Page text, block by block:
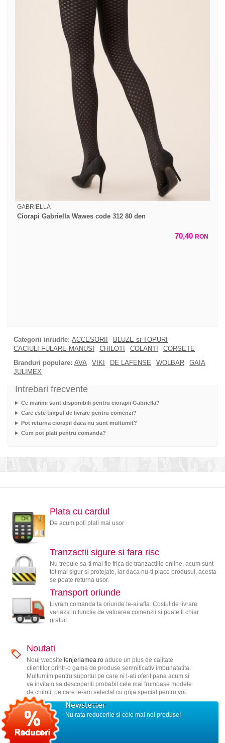
GABRIELLA
Ciorapi Gabriella Wawes code 312 80 den
70,40 RON
Categorii inrudite: ACCESORII
BLUZE si TOPURI
CACIULI FULARE MANUSI
CHILOTI COLANTI
CORSETE
Branduri populare: AVA VIKI DE LAFENSE WOLBAR
GAIA
JULIMEX
Intrebari frecvente
Ce marimi sunt disponibili pentru ciorapii Gabriella?
Care este timpul de livrare pentru comenzi?
Pot returna ciorapii daca nu sunt multumit?
Cum pot plati pentru comanda?
Plata cu cardul
De acum poti plati mai usor
Tranzactii sigure si fara risc
Nu trebuie sa-ti mai fie frica de tranzactiile online, acum sunt
tot mai sigur si protejate, iar daca nu-ti place produsul, acesta
se poate returna usor.
Transport oriunde
Livram comanda ta oriunde te-ai afla. Costul de livrare
variaza in functie de valoarea comenzii si poate fi chiar
gratuit.
Noutati
Noul website lenjeriamea.roaduce un plus de calitate
clientilor printr-o gama de produse semnificativ imbunatatita.
Multumim pentru suportul pe care ni l-ati oferit pana acum si
va invitam sa descoperiti probabil cele mai frumoase modele
de chiloti, pe care le-am selectat cu grija special pentru voi.
Newsletter
Nu rata reducerile si cele mai noi produse!